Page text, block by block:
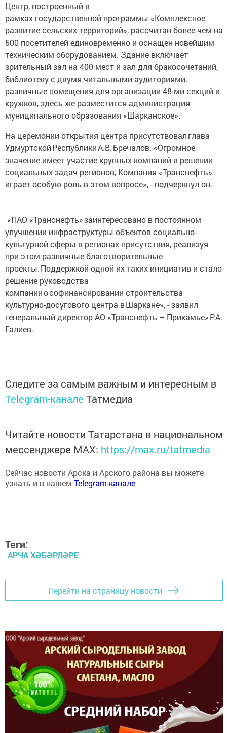
Центр, построенный в
рамках государственной программы «Комплексное
развитие сельских территорий», рассчитан более чем на
500 посетителей единовременно и оснащен новейшим
техническим оборудованием. Здание включает
зрительный зал на 400 мест и зал для бракосочетаний,
библиотеку с двумя читальными аудиториями,
различные помещения для организации 48-ми секций и
кружков, здесь же разместится администрация
муниципального образования «Шарканское».
На церемонии открытия центра присутствовал глава
Удмуртской Республики А.В. Бречалов. «Огромное
значение имеет участие крупных компаний в решении
социальных задач регионов, Компания «Транснефть»
играет особую роль в этом вопросе», - подчеркнул он.
«ПАО «Транснефть» заинтересовано в постоянном
улучшении инфраструктуры объектов социально-
культурной сферы в регионах присутствия, реализуя
при этом различные благотворительные
проекты. Поддержкой одной их таких инициатив и стало
решение руководства
компании о софинансировании строительства
культурно-досугового центра в Шаркане», - заявил
генеральный директор АО «Транснефть – Прикамье» Р.А.
Галиев.
Следите за самым важным и интересным в
Telegram-канале Татмедиа
Читайте новости Татарстана в национальном
мессенджере MАХ: https://max.ru/tatmedia
Сейчас новости Арска и Арского района вы можете
узнать и в нашем Telegram-канале
Теги:
АРЧА ХӘБӘРЛӘРЕ
Перейти на страницу новости